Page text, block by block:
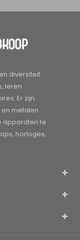
diversiteit
leren
Er zijn
metalen
apparaten te
horloges,